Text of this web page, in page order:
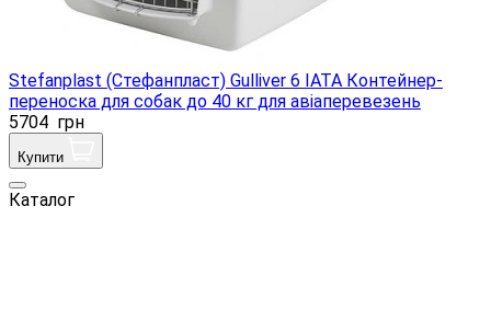
Stefanplast (Стефанпласт) Gulliver 6 IATA Контейнер-
переноска для собак до 40 кг для авіаперевезень
5704 грн
Купити
Каталог